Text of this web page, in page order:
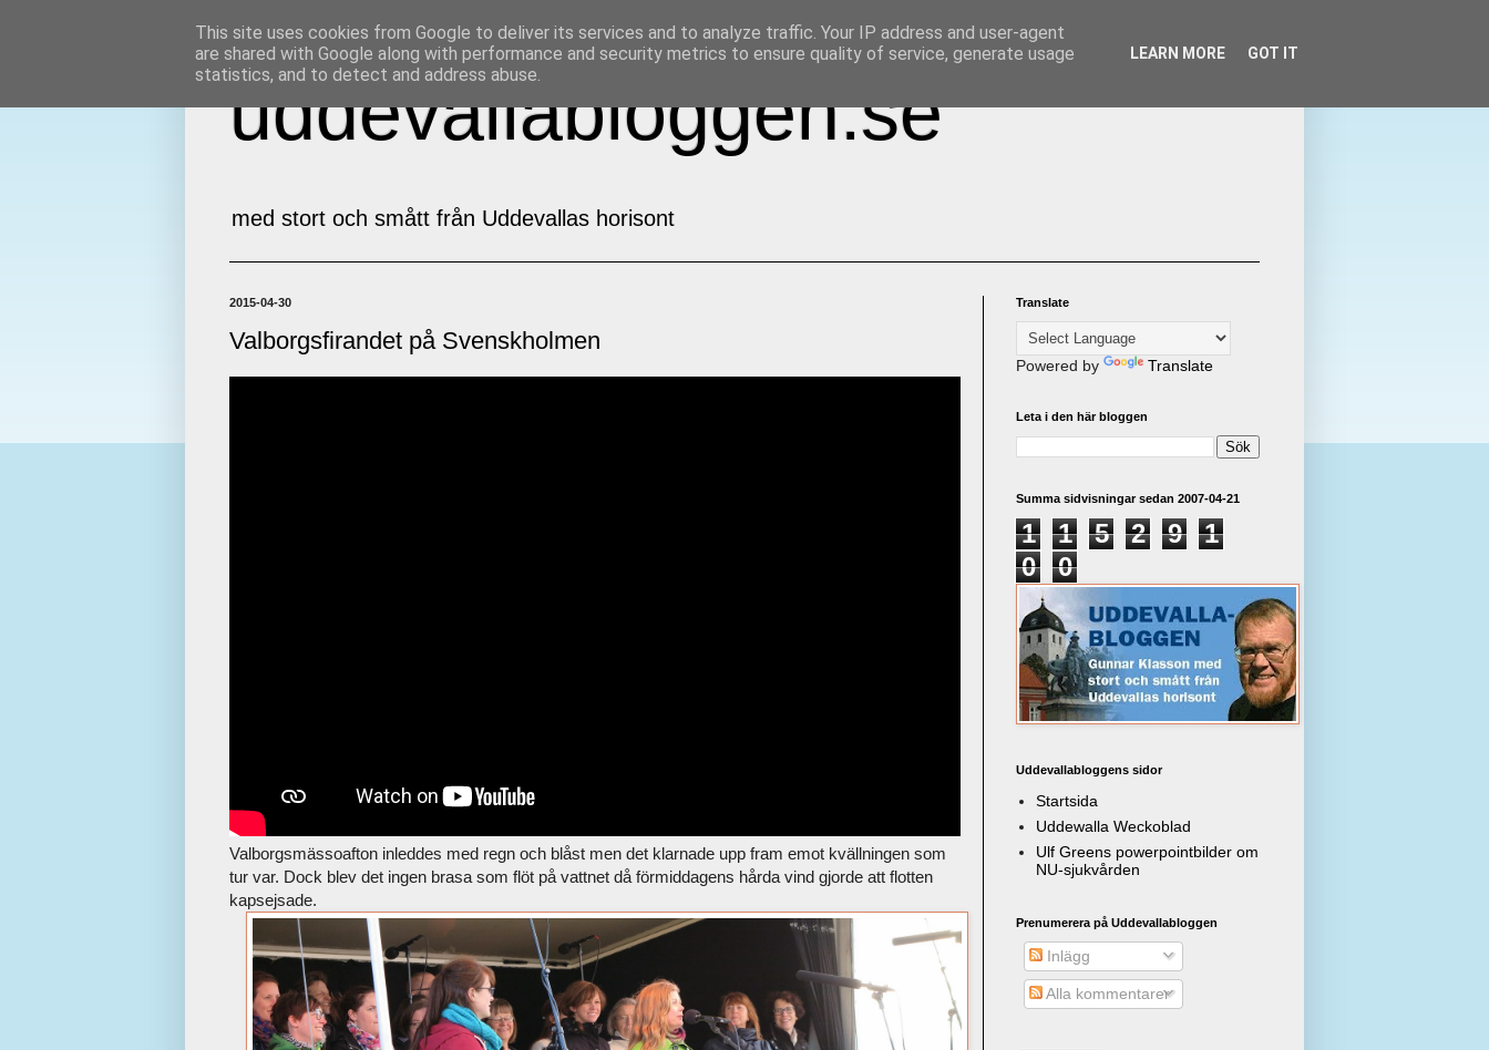
uddevallabloggen.se
med stort och smått från Uddevallas horisont
2015-04-30
Valborgsfirandet på Svenskholmen
Valborgsmässoafton inleddes med regn och blåst men det klarnade upp fram emot kvällningen som
tur var. Dock blev det ingen brasa som flöt på vattnet då förmiddagens hårda vind gjorde att flotten
kapsejsade.
Translate
Powered by Translate
Leta i den här bloggen
Summa sidvisningar sedan 2007-04-21
1 1 5 2 9
1
0
0
Uddevallabloggens sidor
Startsida
Uddewalla Weckoblad
Ulf Greens powerpointbilder om
NU-sjukvården
Prenumerera på Uddevallabloggen
Inlägg
Alla kommentarer
This site uses cookies from Google to deliver its services and to analyze traffic. Your IP address and user-agent
are shared with Google along with performance and security metrics to ensure quality of service, generate usage
statistics, and to detect and address abuse.
LEARN MORE GOT IT